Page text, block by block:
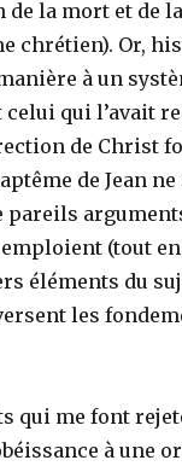
de la mort et de
chrétien). Or,
à un
qui l’avait
de Christ
de Jean
pareils
(tout
éléments du
les
qui me font
à une